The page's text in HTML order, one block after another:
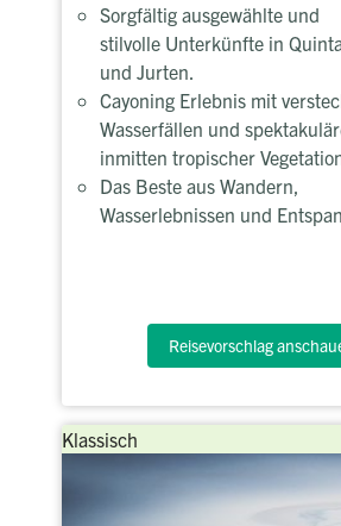
Sorgfältig ausgewählte und
stilvolle Unterkünfte in
und Jurten.
Cayoning Erlebnis mit
Wasserfällen und
inmitten tropischer
Das Beste aus Wandern,
Wasserlebnissen und
Reisevorschlag
Klassisch